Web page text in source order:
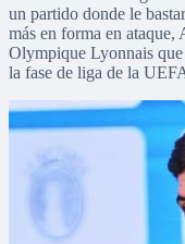
un partido donde le
más en forma en
Olympique Lyonnais
la fase de liga de la